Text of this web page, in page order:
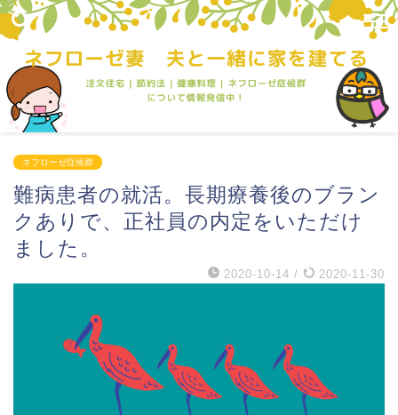
ネフローゼ症候群
難病患者の就活。長期療養後のブラン
クありで、正社員の内定をいただけ
ました。
2020-10-14 / 2020-11-30